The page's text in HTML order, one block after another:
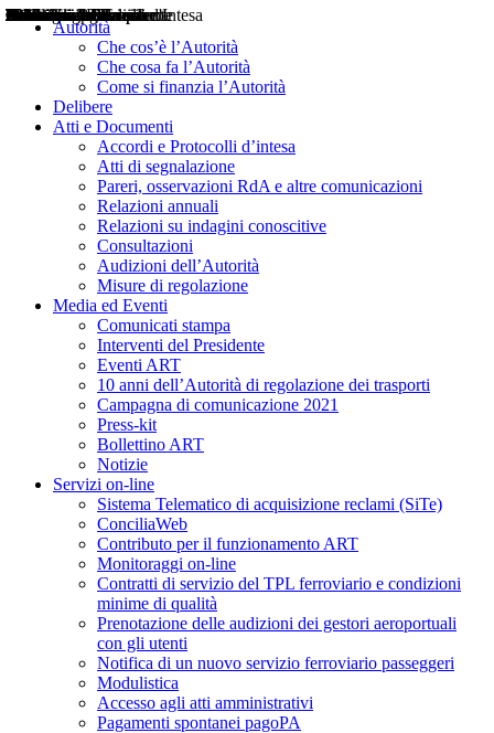
Autorità
Che cos’è l’Autorità
Che cosa fa l’Autorità
Come si finanzia l’Autorità
Delibere
Atti e Documenti
Accordi e Protocolli d’intesa
Atti di segnalazione
Pareri, osservazioni RdA e altre comunicazioni
Relazioni annuali
Relazioni su indagini conoscitive
Consultazioni
Audizioni dell’Autorità
Misure di regolazione
Media ed Eventi
Comunicati stampa
Interventi del Presidente
Eventi ART
10 anni dell’Autorità di regolazione dei trasporti
Campagna di comunicazione 2021
Press-kit
Bollettino ART
Notizie
Servizi on-line
Sistema Telematico di acquisizione reclami (SiTe)
ConciliaWeb
Contributo per il funzionamento ART
Monitoraggi on-line
Contratti di servizio del TPL ferroviario e condizioni
minime di qualità
Prenotazione delle audizioni dei gestori aeroportuali
con gli utenti
Notifica di un nuovo servizio ferroviario passeggeri
Modulistica
Accesso agli atti amministrativi
Pagamenti spontanei pagoPA
Delibere
Pareri
Consultazioni
Audizioni
Atti di Segnalazione
Accordi e Protocolli d'Intesa
Relazioni annuali
Misure di regolazione
Notizie
Comunicati Stampa
Bollettini ART
Convegni ART
Interviste del Presidente
Articoli in primo piano
Interventi del Presidente
2004
2005
2010
2013
2014
2015
2016
2017
2018
2019
202
2020
2021
2022
2023
2024
2025
2026
Aereo
Marittimo
Terrestre